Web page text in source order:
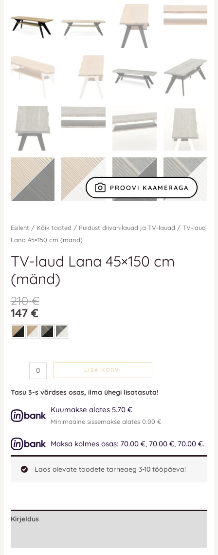
PROOVI KAAMERAGA
Esileht / Kõik tooted / Puidust diivanilauad ja TV-lauad / TV-laud
Lana 45×150 cm (mänd)
TV-laud Lana 45×150 cm
(mänd)
210€
147€
LISA KORVI
Tasu 3-s võrdses osas, ilma ühegi lisatasuta!
Kuumakse alates 5.70 €
Minimaalne sissemakse alates 0.00 €
Maksa kolmes osas: 70.00 €, 70.00 €, 70.00 €.
Laos olevate toodete tarneaeg 3-10 tööpäeva!
Kirjeldus